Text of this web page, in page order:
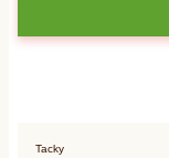
Tacky